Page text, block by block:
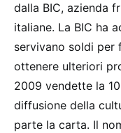
dalla BIC, azienda
italiane. La BIC ha
servivano soldi per
ottenere ulteriori
2009 vendette la
diffusione della
parte la carta. Il